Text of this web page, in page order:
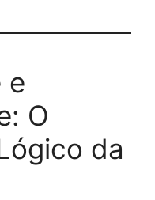
e
O
da